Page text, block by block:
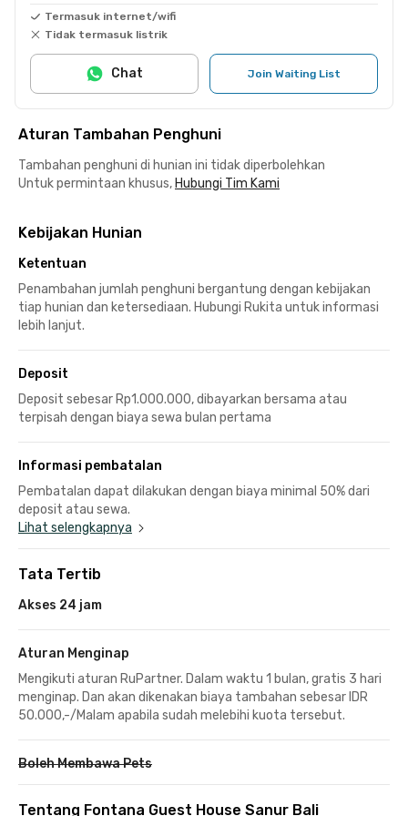
Termasuk internet/wifi
Tidak termasuk listrik
Join Waiting List
Chat
Aturan Tambahan Penghuni
Tambahan penghuni di hunian ini tidak diperbolehkan
Untuk permintaan khusus, Hubungi Tim Kami
Kebijakan Hunian
Ketentuan
Penambahan jumlah penghuni bergantung dengan kebijakan
tiap hunian dan ketersediaan. Hubungi Rukita untuk informasi
lebih lanjut.
Deposit
Deposit sebesar Rp1.000.000, dibayarkan bersama atau
terpisah dengan biaya sewa bulan pertama
Informasi pembatalan
Pembatalan dapat dilakukan dengan biaya minimal 50% dari
deposit atau sewa.
Lihat selengkapnya
Tata Tertib
Akses 24 jam
Aturan Menginap
Mengikuti aturan RuPartner. Dalam waktu 1 bulan, gratis 3 hari
menginap. Dan akan dikenakan biaya tambahan sebesar IDR
50.000,-/Malam apabila sudah melebihi kuota tersebut.
Boleh Membawa Pets
Tentang Fontana Guest House Sanur Bali